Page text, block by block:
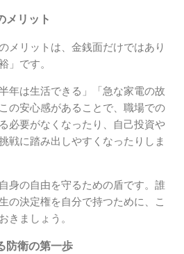
メリット
メリットは、金銭面だけではあり
」です。
年は生活できる」「急な家電の故
の安心感があることで、職場での
必要がなくなったり、自己投資や
戦に踏み出しやすくなったりしま
身の自由を守るための盾です。誰
の決定権を自分で持つために、こ
きましょう。
防衛の第一歩